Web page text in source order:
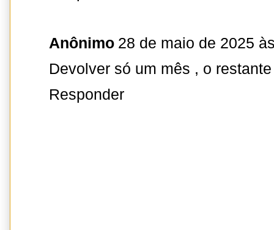
Anônimo 28 de maio de 2025
Devolver só um mês , o
Responder